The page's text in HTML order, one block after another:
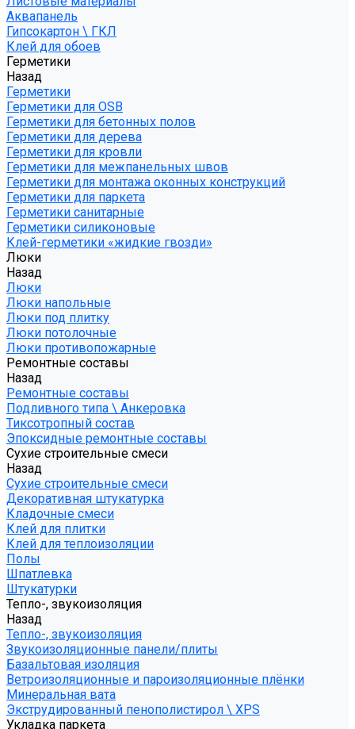
Аквапанель
Гипсокартон \ ГКЛ
Клей для обоев
Герметики
Назад
Герметики
Герметики для OSB
Герметики для бетонных полов
Герметики для дерева
Герметики для кровли
Герметики для межпанельных швов
Герметики для монтажа оконных конструкций
Герметики для паркета
Герметики санитарные
Герметики силиконовые
Клей-герметики «жидкие гвозди»
Люки
Назад
Люки
Люки напольные
Люки под плитку
Люки потолочные
Люки противопожарные
Ремонтные составы
Назад
Ремонтные составы
Подливного типа \ Анкеровка
Тиксотропный состав
Эпоксидные ремонтные составы
Сухие строительные смеси
Назад
Сухие строительные смеси
Декоративная штукатурка
Кладочные смеси
Клей для плитки
Клей для теплоизоляции
Полы
Шпатлевка
Штукатурки
Тепло-, звукоизоляция
Назад
Тепло-, звукоизоляция
Звукоизоляционные панели/плиты
Базальтовая изоляция
Ветроизоляционные и пароизоляционные плёнки
Минеральная вата
Экструдированный пенополистирол \ XPS
Укладка паркета